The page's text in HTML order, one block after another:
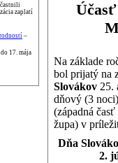
zaplatí
–
17. mája
Na základe
bol prijatý na
Slovákov 25.
dňový (3
(západná
župa) v
Dňa
2.